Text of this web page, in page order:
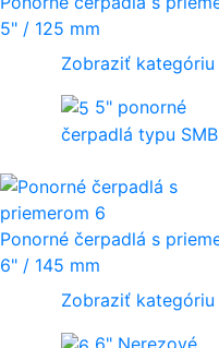
5" / 125 mm
Zobraziť kategóriu
5" ponorné
čerpadlá typu SMB
Ponorné čerpadlá s
6" / 145 mm
Zobraziť kategóriu